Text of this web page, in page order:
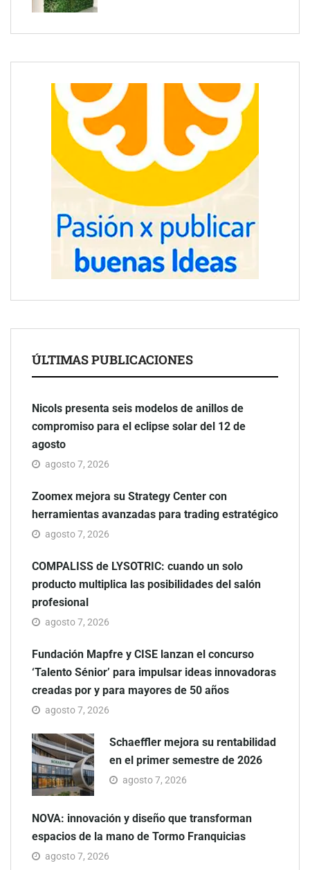
ÚLTIMAS PUBLICACIONES
Nicols presenta seis modelos de anillos de
compromiso para el eclipse solar del 12 de
agosto
agosto 7, 2026
Zoomex mejora su Strategy Center con
herramientas avanzadas para trading estratégico
agosto 7, 2026
COMPALISS de LYSOTRIC: cuando un solo
producto multiplica las posibilidades del salón
profesional
agosto 7, 2026
Fundación Mapfre y CISE lanzan el concurso
‘Talento Sénior’ para impulsar ideas innovadoras
creadas por y para mayores de 50 años
agosto 7, 2026
Schaeffler mejora su rentabilidad
en el primer semestre de 2026
agosto 7, 2026
NOVA: innovación y diseño que transforman
espacios de la mano de Tormo Franquicias
agosto 7, 2026